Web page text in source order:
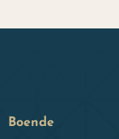
Boende